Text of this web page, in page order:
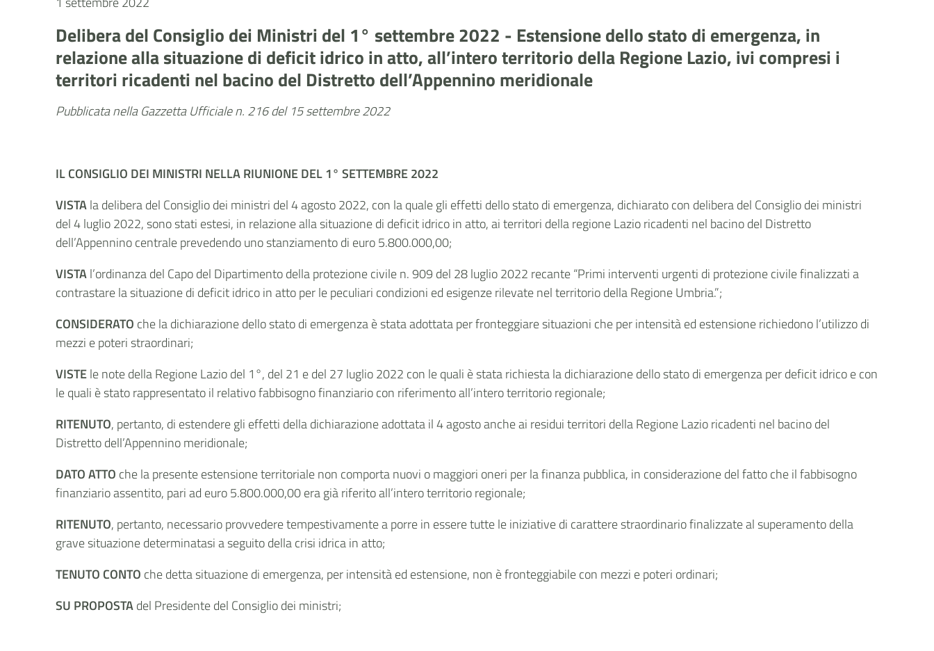
Delibera del Consiglio dei Ministri del 1° settembre 2022 - Estensione dello stato di emergenza, in
relazione alla situazione di deficit idrico in atto, all’intero territorio della Regione Lazio, ivi compresi i
territori ricadenti nel bacino del Distretto dell’Appennino meridionale
Pubblicata nella Gazzetta Ufficiale n. 216 del 15 settembre 2022
IL CONSIGLIO DEI MINISTRI NELLA RIUNIONEDEL 1° SETTEMBRE 2022
VISTAla delibera del Consiglio dei ministri del 4 agosto 2022, con la quale gli effetti dello stato di emergenza, dichiarato con delibera del Consiglio dei ministri
del 4 luglio 2022, sono stati estesi, in relazione alla situazione di deficit idrico in atto, ai territori della regione Lazio ricadenti nel bacino del Distretto
dell’Appennino centrale prevedendo uno stanziamento di euro 5.800.000,00;
VISTAl’ordinanza del Capo del Dipartimento della protezione civile n. 909 del 28 luglio 2022 recante “Primi interventi urgenti di protezione civile finalizzati a
contrastare la situazione di deficit idrico in atto per le peculiari condizioni ed esigenze rilevate nel territorio della Regione Umbria.”;
CONSIDERATO che la dichiarazione dello stato di emergenza è stata adottata per fronteggiare situazioni che per intensità ed estensione richiedono l’utilizzo di
mezzi e poteri straordinari;
VISTEle note della Regione Lazio del 1°, del 21 e del 27 luglio 2022 con le quali è stata richiesta la dichiarazione dello stato di emergenza per deficit idrico e con
le quali è stato rappresentato il relativo fabbisogno finanziario con riferimento all’intero territorio regionale;
RITENUTO, pertanto, di estendere gli effetti della dichiarazione adottata il 4 agosto anche ai residui territori della Regione Lazio ricadenti nel bacino del
Distretto dell’Appennino meridionale;
DATO ATTO che la presente estensione territoriale non comporta nuovi o maggiori oneri per la finanza pubblica, in considerazione del fatto che il fabbisogno
finanziario assentito, pari ad euro 5.800.000,00 era già riferito all’intero territorio regionale;
RITENUTO, pertanto, necessario provvedere tempestivamente a porre in essere tutte le iniziative di carattere straordinario finalizzate al superamento della
grave situazione determinatasi a seguito della crisi idrica in atto;
TENUTO CONTO che detta situazione di emergenza, per intensità ed estensione, non è fronteggiabile con mezzi e poteri ordinari;
SU PROPOSTAdel Presidente del Consiglio dei ministri;